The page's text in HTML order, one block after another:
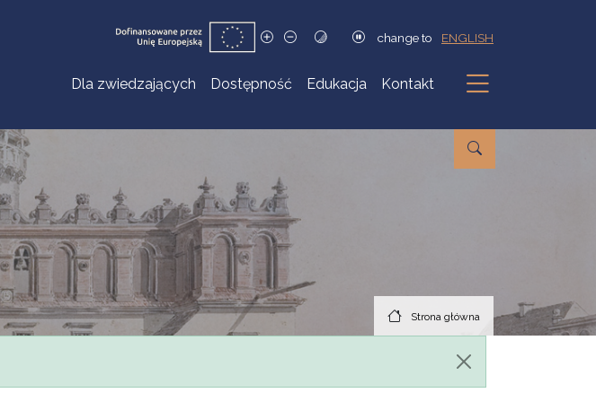
change to ENGLISH
Dla zwiedzających Dostępność Edukacja Kontakt
Podmenu
Strona główna